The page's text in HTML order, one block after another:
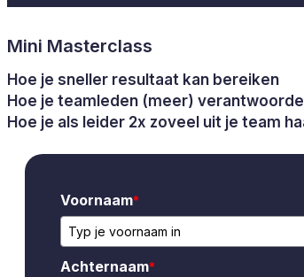
Mini Masterclass
Hoe je sneller resultaat kan bereiken
Hoe je teamleden (meer)
Hoe je als leider 2x zoveel uit je team
Voornaam*
Achternaam*